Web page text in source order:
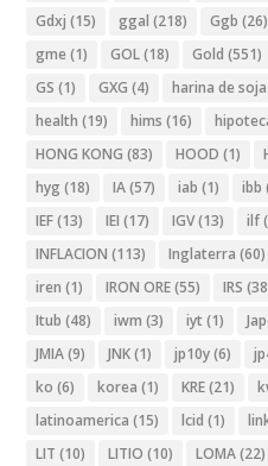
Gdxj (15) ggal (218) Ggb (26)
gme (1) GOL(18) Gold (551)
GS (1) GXG (4) harina de soja
health (19) hims (16)
HONG KONG (83) HOOD (1)
hyg (18) IA(57) iab (1) ibb
IEF(13) IEI (17) IGV(13) ilf
INFLACION (113) Inglaterra (60)
iren (1) IRON ORE(55) IRS
Itub (48) iwm (3) iyt (1)
JMIA(9) JNK(1) jp10y(6)
ko (6) korea (1) KRE(21)
latinoamerica (15) lcid (1)
LIT (10) LITIO (10) LOMA(22)